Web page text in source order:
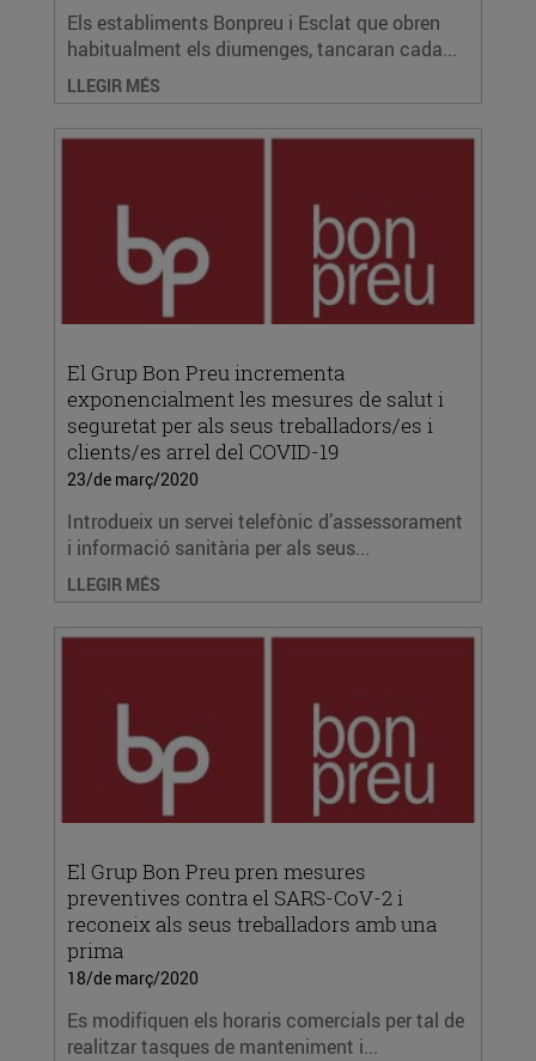
Els establiments Bonpreu i Esclat que obren
habitualment els diumenges, tancaran cada...
LLEGIR MÉS
El Grup Bon Preu incrementa
exponencialment les mesures de salut i
seguretat per als seus treballadors/es i
clients/es arrel del COVID-19
23/de març/2020
Introdueix un servei telefònic d’assessorament
i informació sanitària per als seus...
LLEGIR MÉS
El Grup Bon Preu pren mesures
preventives contra el SARS-CoV-2 i
reconeix als seus treballadors amb una
prima
18/de març/2020
Es modifiquen els horaris comercials per tal de
realitzar tasques de manteniment i...